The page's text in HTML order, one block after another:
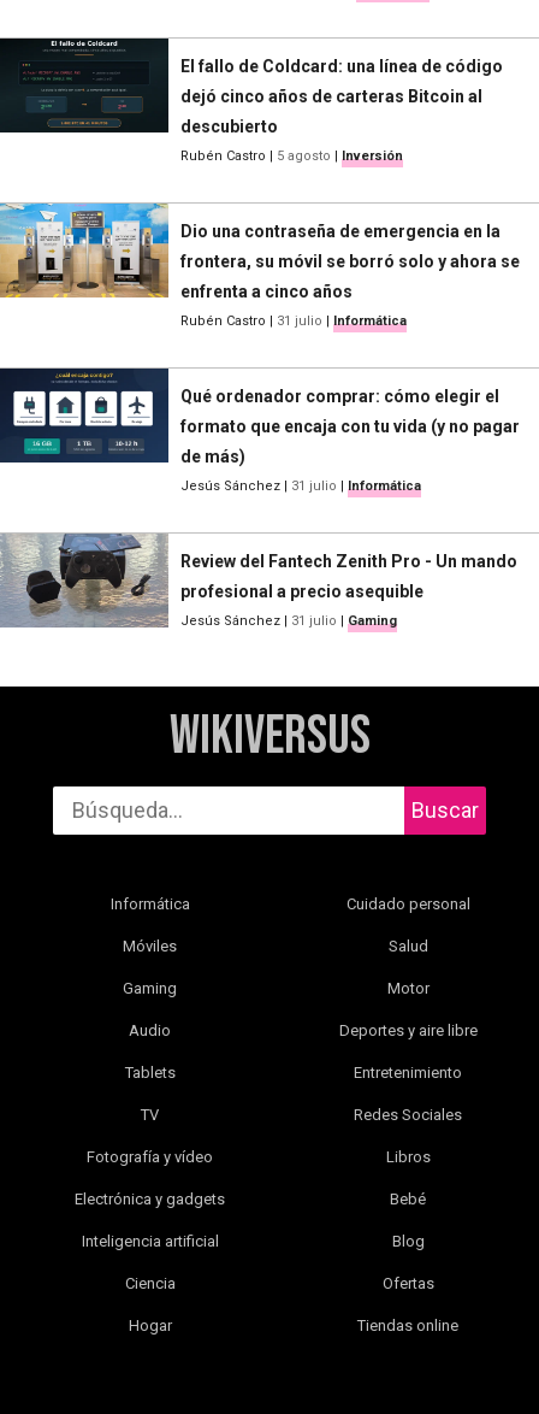
El fallo de Coldcard: una línea de código
dejó cinco años de carteras Bitcoin al
descubierto
Rubén Castro | 5 agosto | Inversión
Dio una contraseña de emergencia en la
frontera, su móvil se borró solo y ahora se
enfrenta a cinco años
Rubén Castro | 31 julio | Informática
Qué ordenador comprar: cómo elegir el
formato que encaja con tu vida (y no pagar
de más)
Jesús Sánchez | 31 julio | Informática
Review del Fantech Zenith Pro - Un mando
profesional a precio asequible
Jesús Sánchez | 31 julio | Gaming
WikiVersus
Buscar
Informática
Móviles
Gaming
Audio
Tablets
TV
Fotografía y vídeo
Electrónica y gadgets
Inteligencia artificial
Ciencia
Hogar
Cuidado personal
Salud
Motor
Deportes y aire libre
Entretenimiento
Redes Sociales
Libros
Bebé
Blog
Ofertas
Tiendas online